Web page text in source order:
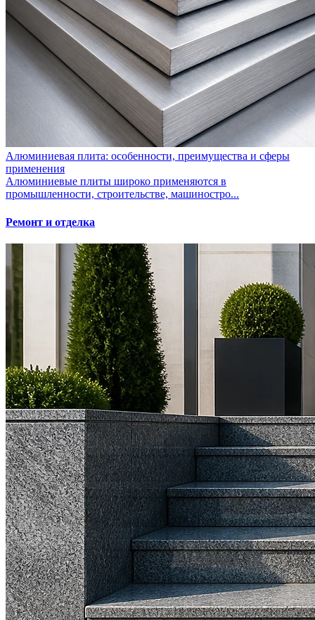
Алюминиевая плита: особенности, преимущества и сферы
применения
Алюминиевые плиты широко применяются в
промышленности, строительстве, машиностро...
Ремонт и отделка